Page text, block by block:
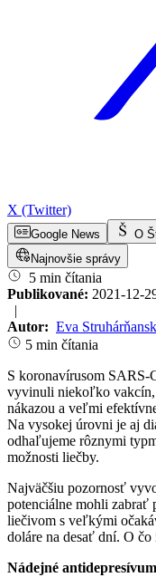
X (Twitter)
Google News O
Najnovšie správy
5 min čítania
Publikované: 2021-12-
|
Autor: Eva
5 min čítania
S koronavírusom SARS-
vyvinuli niekoľko vakcín,
nákazou a veľmi
Na vysokej úrovni je aj
odhaľujeme rôznymi
možnosti liečby.
Najväčšiu pozornosť
potenciálne mohli
liečivom s veľkými
doláre na desať dní. O čo
Nádejné antidepresívum